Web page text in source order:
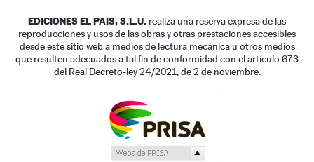
EDICIONES EL PAIS, S.L.U. realiza una reserva expresa de las
reproducciones y usos de las obras y otras prestaciones accesibles
desde este sitio web a medios de lectura mecánica u otros medios
que resulten adecuados a tal fin de conformidad con el artículo 67.3
del Real Decreto-ley 24/2021, de 2 de noviembre.